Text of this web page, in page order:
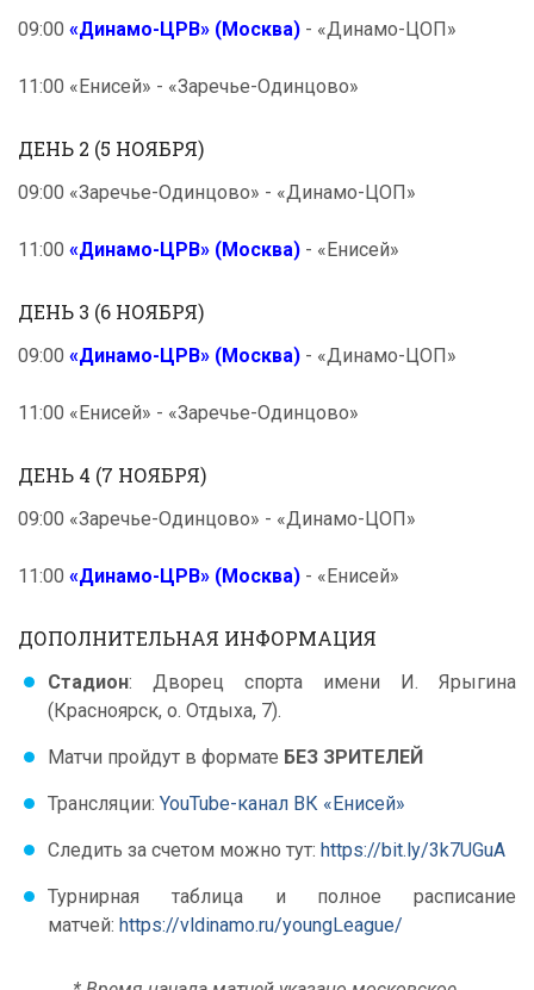
09:00 «Динамо-ЦРВ» (Москва) - «Динамо-ЦОП»
11:00 «Енисей» - «Заречье-Одинцово»
ДЕНЬ 2 (5 НОЯБРЯ)
09:00 «Заречье-Одинцово» - «Динамо-ЦОП»
11:00 «Динамо-ЦРВ» (Москва) - «Енисей»
ДЕНЬ 3 (6 НОЯБРЯ)
09:00 «Динамо-ЦРВ» (Москва) - «Динамо-ЦОП»
11:00 «Енисей» - «Заречье-Одинцово»
ДЕНЬ 4 (7 НОЯБРЯ)
09:00 «Заречье-Одинцово» - «Динамо-ЦОП»
11:00 «Динамо-ЦРВ» (Москва) - «Енисей»
ДОПОЛНИТЕЛЬНАЯ ИНФОРМАЦИЯ
Стадион: Дворец спорта имени И. Ярыгина
(Красноярск, о. Отдыха, 7).
Матчи пройдут в формате БЕЗ ЗРИТЕЛЕЙ
Трансляции: YouTube-канал ВК «Енисей»
Следить за счетом можно тут: https://bit.ly/3k7UGuA
Турнирная таблица и полное расписание
матчей: https://vldinamo.ru/youngLeague/